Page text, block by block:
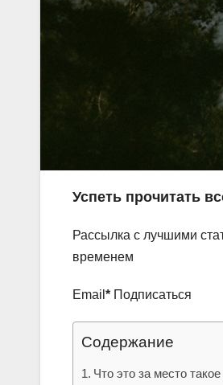
Успеть прочитать
Рассылка с лучшими
временем
Email * Подписаться
Содержание
Что это за место